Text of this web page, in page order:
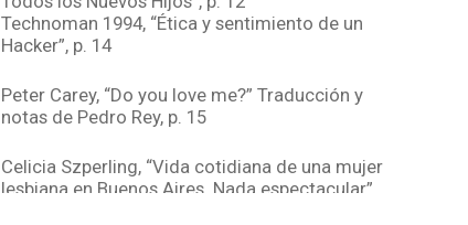
Technoman 1994, “Ética y sentimiento de un
Hacker”, p. 14
Peter Carey, “Do you love me?” Traducción y
notas de Pedro Rey, p. 15
Celicia Szperling, “Vida cotidiana de una mujer
lesbiana en Buenos Aires. Nada espectacular”,